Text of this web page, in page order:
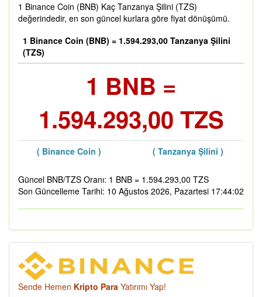
1 Binance Coin (BNB) Kaç Tanzanya Şilini (TZS)
değerindedir, en son güncel kurlara göre fiyat dönüşümü.
1 Binance Coin (BNB) = 1.594.293,00 Tanzanya Şilini
(TZS)
1 BNB =
1.594.293,00 TZS
( Binance Coin ) ( Tanzanya Şilini )
Güncel BNB/TZS Oranı: 1 BNB = 1.594.293,00 TZS
Son Güncelleme Tarihi: 10 Ağustos 2026, Pazartesi 17:44:02
Sende Hemen Kripto Para Yatırımı Yap!